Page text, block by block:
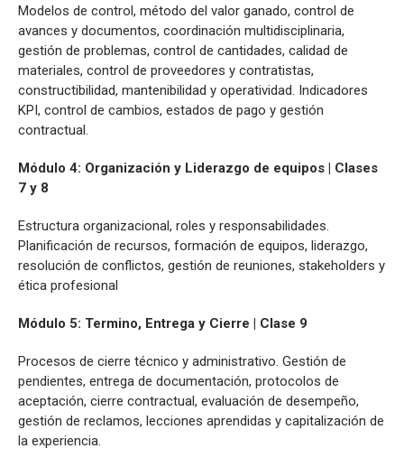
Modelos de control, método del valor ganado, control de
avances y documentos, coordinación multidisciplinaria,
gestión de problemas, control de cantidades, calidad de
materiales, control de proveedores y contratistas,
constructibilidad, mantenibilidad y operatividad. Indicadores
KPI, control de cambios, estados de pago y gestión
contractual.
Módulo 4: Organización y Liderazgo de equipos | Clases
7 y 8
Estructura organizacional, roles y responsabilidades.
Planificación de recursos, formación de equipos, liderazgo,
resolución de conflictos, gestión de reuniones, stakeholders y
ética profesional
Módulo 5: Termino, Entrega y Cierre | Clase 9
Procesos de cierre técnico y administrativo. Gestión de
pendientes, entrega de documentación, protocolos de
aceptación, cierre contractual, evaluación de desempeño,
gestión de reclamos, lecciones aprendidas y capitalización de
la experiencia.